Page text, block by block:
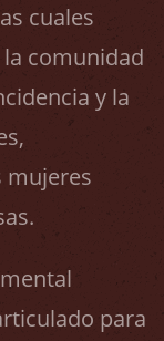
cuales
comunidad
y la
mujeres
para